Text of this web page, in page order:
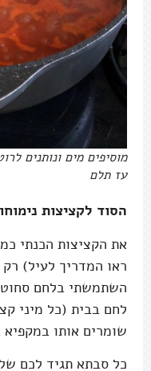
עז תלם
הסוד לקציצות
את הקציצות הכנתי
ראו המדריך לעיל)
השתמשתי בלחם
לחם בבית (כל מיני
שומרים אותו
כל סבתא תגיד לכם